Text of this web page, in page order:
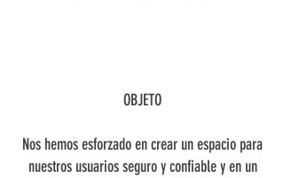
OBJETO
Nos hemos esforzado en crear un espacio para
nuestros usuarios seguro y confiable y en un